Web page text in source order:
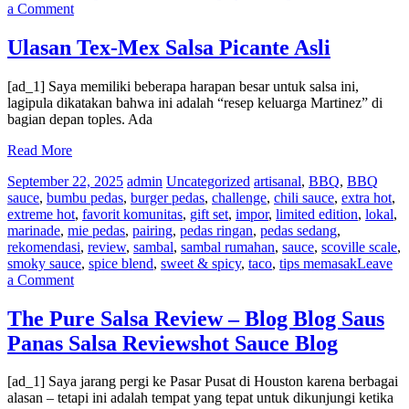
a Commenton
Hot
Sauce
–
Diskon
30%!
Panas
Ulasan Tex-Mex Salsa Picante Asli
[ad_1] Saya memiliki beberapa harapan besar untuk salsa ini,
lagipula dikatakan bahwa ini adalah “resep keluarga Martinez” di
bagian depan toples. Ada
Read More
September 22, 2025 admin Uncategorized artisanal, BBQ, BBQ
sauce, bumbu pedas, burger pedas, challenge, chili sauce, extra hot,
extreme hot, favorit komunitas, gift set, impor, limited edition, lokal,
marinade, mie pedas, pairing, pedas ringan, pedas sedang,
rekomendasi, review, sambal, sambal rumahan, sauce, scoville scale,
smoky sauce, spice blend, sweet & spicy, taco, tips memasakLeave
a Commenton
Mex
Salsa
Asli
The Pure Salsa Review – Blog Blog Saus
Panas Salsa Reviewshot Sauce Blog
[ad_1] Saya jarang pergi ke Pasar Pusat di Houston karena berbagai
alasan – tetapi ini adalah tempat yang tepat untuk dikunjungi ketika